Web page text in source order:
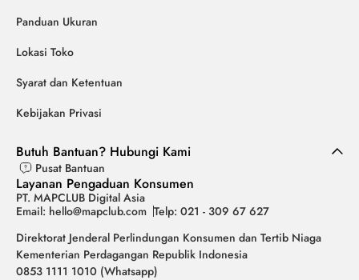
Panduan Ukuran
Lokasi Toko
Syarat dan Ketentuan
Kebijakan Privasi
Butuh Bantuan? Hubungi Kami
Pusat Bantuan
Layanan Pengaduan Konsumen
PT. MAPCLUB Digital Asia
Email: hello@mapclub.com Telp: 021 - 309 67 627
Direktorat Jenderal Perlindungan Konsumen dan Tertib Niaga
Kementerian Perdagangan Republik Indonesia
0853 1111 1010 (Whatsapp)